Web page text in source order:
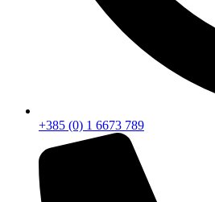
+385 (0) 1 6673 789